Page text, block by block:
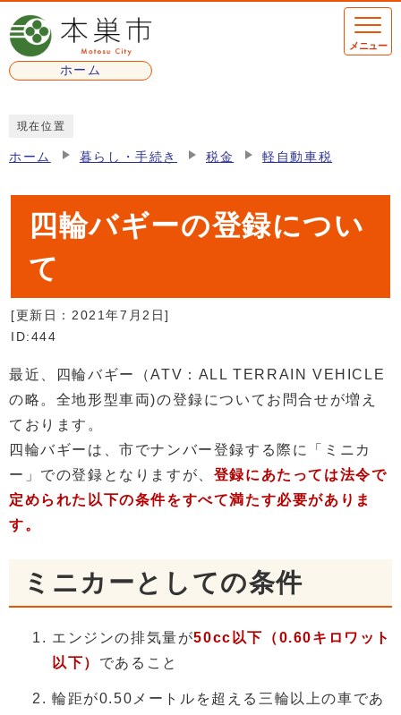
ページの先頭です
ホーム
メニュー
現在位置
ホーム 暮らし・手続き 税金 軽自動車税
四輪バギーの登録につい
て
[更新日： 2021年7月2日]
ID:444
最近、四輪バギー（ATV：ALL TERRAIN VEHICLE
の略。全地形型車両)の登録についてお問合せが増え
ております。
四輪バギーは、市でナンバー登録する際に「ミニカ
ー」での登録となりますが、 登録にあたっては法令で
定められた以下の条件をすべて満たす必要がありま
す。
ミニカーとしての条件
エンジンの排気量が50cc以下（0.60キロワット
以下） であること
輪距が0.50メートルを超える三輪以上の車であ